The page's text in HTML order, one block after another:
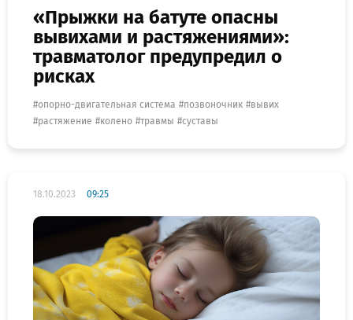
«Прыжки на батуте опасны
вывихами и растяжениями»:
травматолог предупредил о
рисках
опорно-двигательная система позвоночник
вывих
растяжение
колено травмы суставы
18.10.2023 09:25